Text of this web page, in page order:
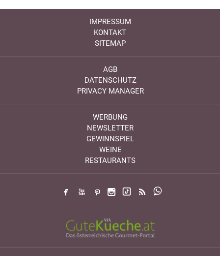
IMPRESSUM
KONTAKT
SITEMAP
AGB
DATENSCHUTZ
PRIVACY MANAGER
WERBUNG
NEWSLETTER
GEWINNSPIEL
WEINE
RESTAURANTS